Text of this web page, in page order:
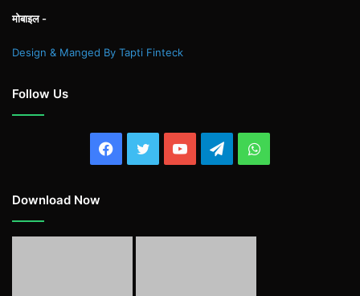
मोबाइल -
Design & Manged By Tapti Finteck
Follow Us
Facebook
TwitterYouTubeTelegramWhatsApp
Download Now